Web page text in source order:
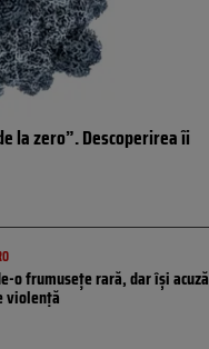
la zero”. Descoperirea îi
o frumusețe rară, dar își acuză
violență